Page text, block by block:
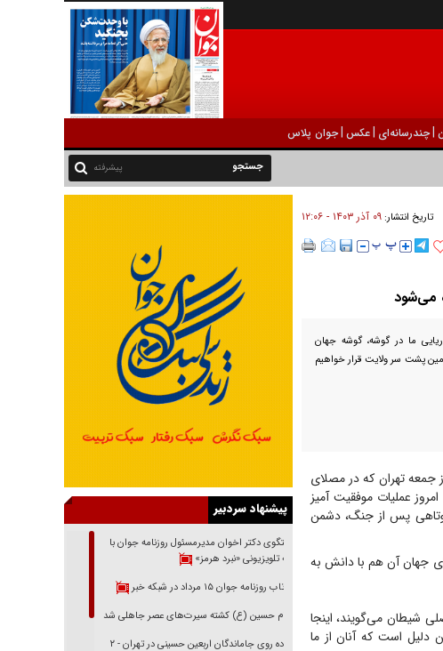
|چندرسانه‌ای |عکس |جوان پلاس
پیشرفته
تاریخ انتشار:۰۹ آذر ۱۴۰۳ - ۱۲:۰۶
می‌شود
ما در گوشه، گوشه جهان
پشت سر ولایت قرار خواهیم
جمعه تهران که در مصلای
ارتش ـ گفت: امروز عملیات موفقیت آمیز
کوتاهی پس از جنگ، دشمن
جهان آن هم با دانش به
شیطان می‌گویند، اینجا
دلیل است که آنان از ما
پیشنهاد سردبیر
گفتگوی دکتر اخوان مدیرمسئول روزنامه جوان با
برنامه تلویزیونی «نبرد هرمز»
بازتاب روزنامه جوان ۱۵ مرداد در شبکه خبر
امام حسین (ع) کشته سیرت‌های عصر جاهلی شد
پیاده روی جاماندگان اربعین حسینی در تهران - ۲